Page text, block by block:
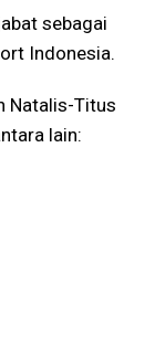
sebagai
Indonesia.
Natalis-Titus
lain: